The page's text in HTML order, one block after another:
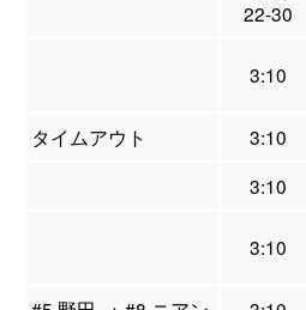
22-30
3:10
タイムアウト
3:10
3:10
3:10